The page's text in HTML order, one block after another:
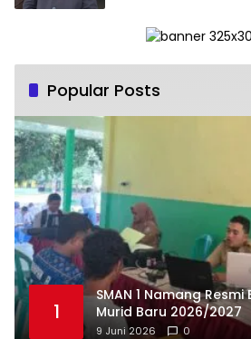
Popular Posts
1
SMAN 1 Namang
Murid Baru 2026/2027
9 Juni 2026 0